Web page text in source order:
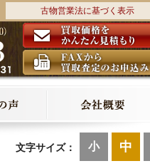
古物営業法に基づく表示
文字サイズ： 小 中